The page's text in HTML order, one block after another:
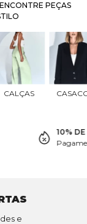
PEÇAS
CALÇAS
10%
e